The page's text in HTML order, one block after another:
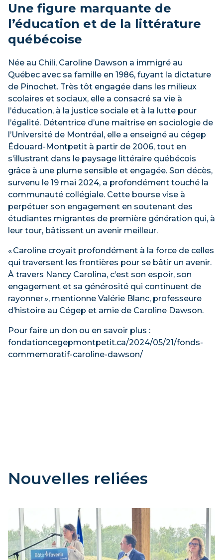
Une figure marquante de
l’éducation et de la littérature
québécoise
Née au Chili, Caroline Dawson a immigré au
Québec avec sa famille en 1986, fuyant la dictature
de Pinochet. Très tôt engagée dans les milieux
scolaires et sociaux, elle a consacré sa vie à
l’éducation, à la justice sociale et à la lutte pour
l’égalité. Détentrice d’une maîtrise en sociologie de
l’Université de Montréal, elle a enseigné au cégep
Édouard-Montpetit à partir de 2006, tout en
s’illustrant dans le paysage littéraire québécois
grâce à une plume sensible et engagée. Son décès,
survenu le 19 mai 2024, a profondément touché la
communauté collégiale. Cette bourse vise à
perpétuer son engagement en soutenant des
étudiantes migrantes de première génération qui, à
leur tour, bâtissent un avenir meilleur.
« Caroline croyait profondément à la force de celles
qui traversent les frontières pour se bâtir un avenir.
À travers Nancy Carolina, c’est son espoir, son
engagement et sa générosité qui continuent de
rayonner », mentionne Valérie Blanc, professeure
d’histoire au Cégep et amie de Caroline Dawson.
Pour faire un don ou en savoir plus :
fondationcegepmontpetit.ca/2024/05/21/fonds-
commemoratif-caroline-dawson/
Nouvelles reliées